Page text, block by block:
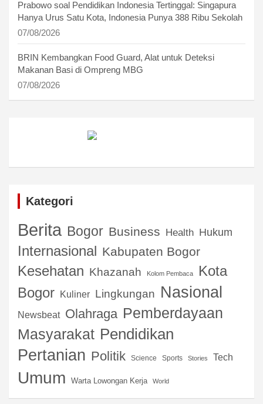
Prabowo soal Pendidikan Indonesia Tertinggal: Singapura
Hanya Urus Satu Kota, Indonesia Punya 388 Ribu Sekolah
07/08/2026
BRIN Kembangkan Food Guard, Alat untuk Deteksi
Makanan Basi di Ompreng MBG
07/08/2026
Kategori
Berita Bogor Business Health Hukum
Internasional Kabupaten Bogor
Kesehatan Khazanah Kolom Pembaca
Kota
Bogor
Kuliner Lingkungan Nasional
Newsbeat Olahraga Pemberdayaan
Masyarakat Pendidikan
Pertanian Politik Science Sports Stories Tech
Umum Warta Lowongan Kerja World